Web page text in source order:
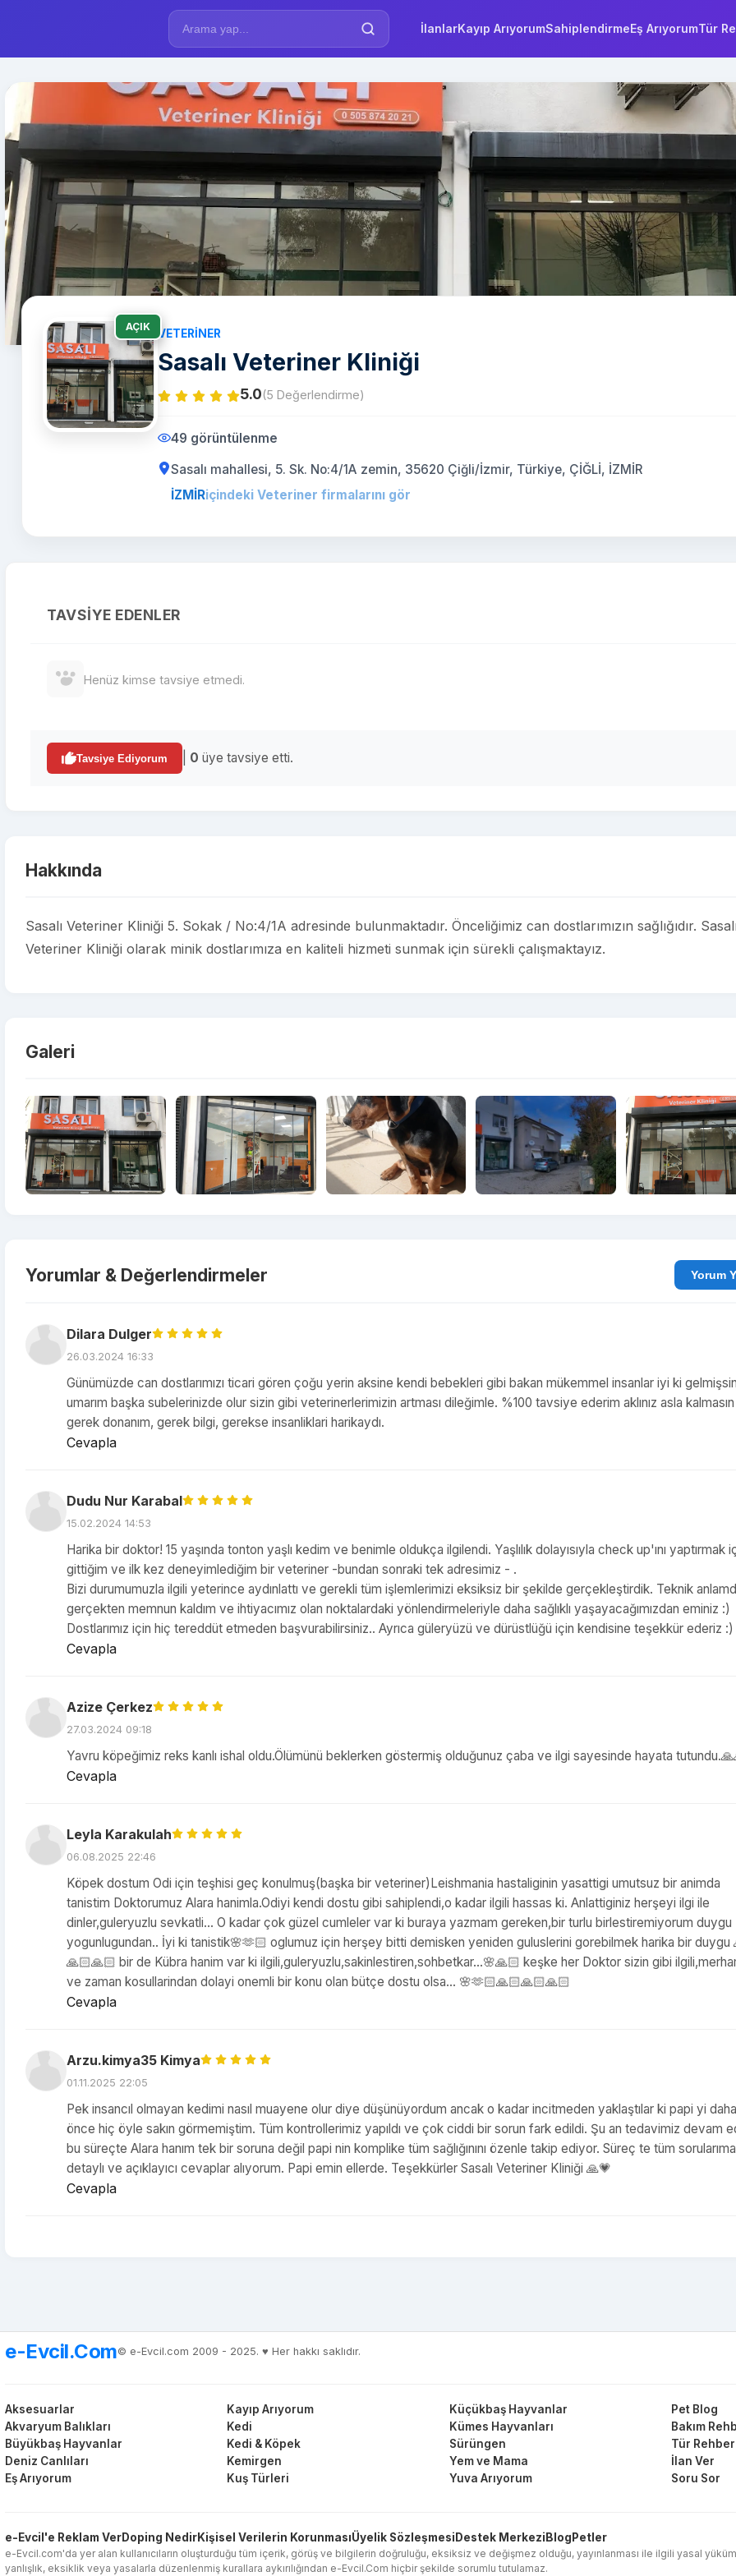
İlanlarKayıp ArıyorumSahiplendirmeEş ArıyorumTür
AÇIK
VETERINER
Sasalı Veteriner Kliniği
5.0(5 Değerlendirme)
49 görüntülenme
Sasalı mahallesi, 5. Sk. No:4/1A zemin, 35620 Çiğli/İzmir, Türkiye, ÇİĞLİ, İZMİR
İZMİRiçindeki Veteriner firmalarını gör
TAVSIYE EDENLER
Henüz kimse tavsiye etmedi.
Tavsiye Ediyorum 0 üye tavsiye etti.
Hakkında
Sasalı Veteriner Kliniği 5. Sokak / No:4/1A adresinde bulunmaktadır. Önceliğimiz can dostlarımızın sağlığıdır.
Veteriner Kliniği olarak minik dostlarımıza en kaliteli hizmeti sunmak için sürekli çalışmaktayız.
Galeri
Yorumlar & Değerlendirmeler
Dilara Dulger
26.03.2024 16:33
Günümüzde can dostlarımızı ticari gören çoğu yerin aksine kendi bebekleri gibi bakan mükemmel insanlar iyi ki
umarım başka subelerinizde olur sizin gibi veterinerlerimizin artması dileğimle. %100 tavsiye ederim aklınız asla kalmasın
gerek donanım, gerek bilgi, gerekse insanliklari harikaydı.
Cevapla
Dudu Nur Karabal
15.02.2024 14:53
Harika bir doktor! 15 yaşında tonton yaşlı kedim ve benimle oldukça ilgilendi. Yaşlılık dolayısıyla check up'ını yaptırmak
gittiğim ve ilk kez deneyimlediğim bir veteriner -bundan sonraki tek adresimiz - .
Bizi durumumuzla ilgili yeterince aydınlattı ve gerekli tüm işlemlerimizi eksiksiz bir şekilde gerçekleştirdik. Teknik
gerçekten memnun kaldım ve ihtiyacımız olan noktalardaki yönlendirmeleriyle daha sağlıklı yaşayacağımızdan eminiz :)
Dostlarımız için hiç tereddüt etmeden başvurabilirsiniz.. Ayrıca güleryüzü ve dürüstlüğü için kendisine teşekkür ederiz :)
Cevapla
Azize Çerkez
27.03.2024 09:18
Yavru köpeğimiz reks kanlı ishal oldu.Ölümünü beklerken göstermiş olduğunuz çaba ve ilgi sayesinde hayata
Cevapla
Leyla Karakulah
06.08.2025 22:46
Köpek dostum Odi için teşhisi geç konulmuş(başka bir veteriner)Leishmania hastaliginin yasattigi umutsuz bir animda
tanistim Doktorumuz Alara hanimla.Odiyi kendi dostu gibi sahiplendi,o kadar ilgili hassas ki. Anlattiginiz herşeyi ilgi ile
dinler,guleryuzlu sevkatli... O kadar çok güzel cumleler var ki buraya yazmam gereken,bir turlu birlestiremiyorum duygu
yogunlugundan.. İyi ki tanistik🌸🫶🏻 oglumuz için herşey bitti demisken yeniden guluslerini gorebilmek harika bir duygu
🙏🏻🙏🏻 bir de Kübra hanim var ki ilgili,guleryuzlu,sakinlestiren,sohbetkar...🌸🙏🏻 keşke her Doktor sizin gibi
ve zaman kosullarindan dolayi onemli bir konu olan bütçe dostu olsa... 🌸🫶🏻🙏🏻🙏🏻🙏🏻
Cevapla
Arzu.kimya35 Kimya
01.11.2025 22:05
Pek insancıl olmayan kedimi nasıl muayene olur diye düşünüyordum ancak o kadar incitmeden yaklaştılar ki papi yi daha
önce hiç öyle sakın görmemiştim. Tüm kontrollerimiz yapıldı ve çok ciddi bir sorun fark edildi. Şu an tedavimiz devam
bu süreçte Alara hanım tek bir soruna değil papi nin komplike tüm sağlığınını özenle takip ediyor. Süreç te tüm sorularıma
detaylı ve açıklayıcı cevaplar alıyorum. Papi emin ellerde. Teşekkürler Sasalı Veteriner Kliniği 🙏💗
Cevapla
e-Evcil.Com© e-Evcil.com 2009 - 2025. ♥️ Her hakkı saklıdır.
Aksesuarlar
Akvaryum Balıkları
Büyükbaş Hayvanlar
Deniz Canlıları
Eş Arıyorum
Kayıp Arıyorum
Kedi
Kedi & Köpek
Kemirgen
Kuş Türleri
Küçükbaş Hayvanlar
Kümes Hayvanları
Sürüngen
Yem ve Mama
Yuva Arıyorum
Pet Blog
Bakım
Tür
İlan Ver
Soru Sor
e-Evcil'e Reklam VerDoping NedirKişisel Verilerin KorunmasıÜyelik Sözleşmesi Destek Merkezi Blog Petler
e-Evcil.com'da yer alan kullanıcıların oluşturduğu tüm içerik, görüş ve bilgilerin doğruluğu, eksiksiz ve değişmez olduğu, yayınlanması ile ilgili yasal
yanlışlık, eksiklik veya yasalarla düzenlenmiş kurallara aykırılığından e-Evcil.Com hiçbir şekilde sorumlu tutulamaz.